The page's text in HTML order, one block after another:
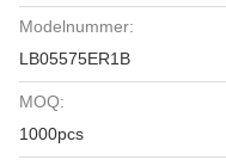
Modelnummer:
LB05575ER1B
MOQ:
1000pcs